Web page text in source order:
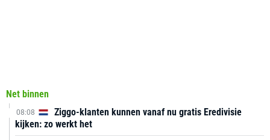
Net binnen
08:08
Ziggo-klanten kunnen vanaf nu gratis Eredivisie
kijken: zo werkt het